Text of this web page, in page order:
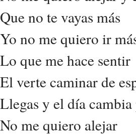
Que no te vayas más
Yo no me quiero ir
Lo que me hace sentir
El verte caminar de
Llegas y el día
No me quiero alejar